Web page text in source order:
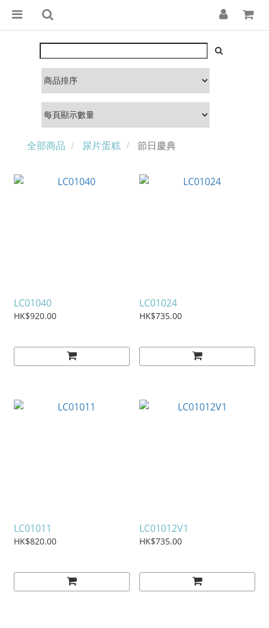
全部商品 尿片蛋糕 節日慶典
LC01040
HK$920.00
LC01024
HK$735.00
LC01011
HK$820.00
LC01012V1
HK$735.00